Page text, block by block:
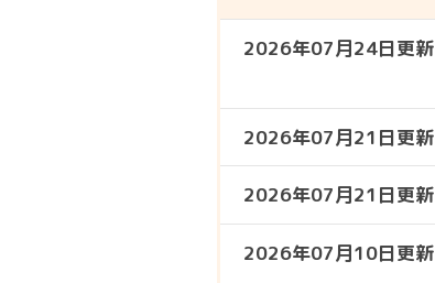
2026年07月24日更新
2026年07月21日更新
2026年07月21日更新
2026年07月10日更新